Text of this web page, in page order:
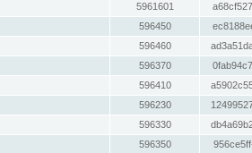
5961601
596450
596460
596370
596410
596230
596330
596350